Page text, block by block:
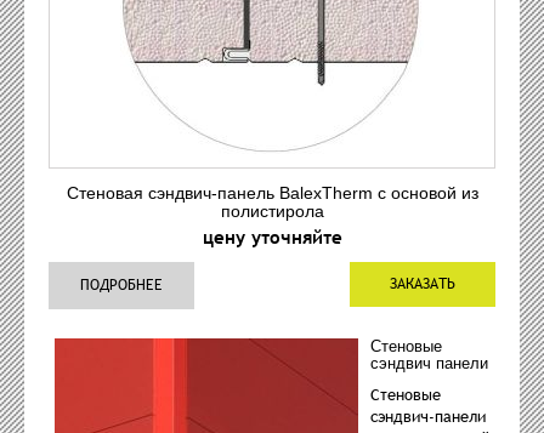
Стеновая сэндвич-панель BalexTherm с основой из
полистирола
цену уточняйте
ЗАКАЗАТЬ
ПОДРОБНЕЕ
Стеновые
сэндвич панели
Стеновые
сэндвич-панели